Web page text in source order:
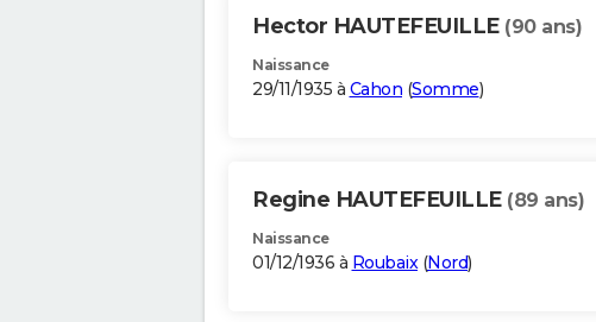
Hector HAUTEFEUILLE (90 ans)
Naissance
29/11/1935 à Cahon (Somme)
Regine HAUTEFEUILLE (89 ans)
Naissance
01/12/1936 à Roubaix(Nord)